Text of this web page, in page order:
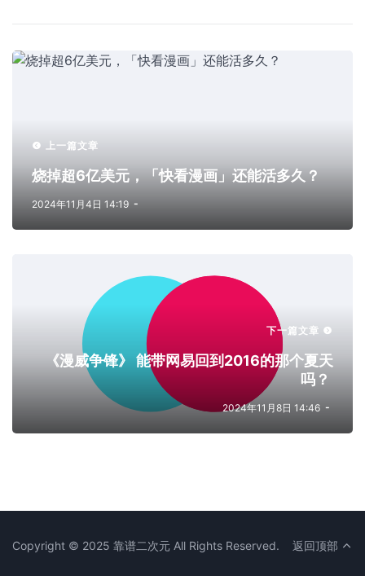
上一篇文章
烧掉超6亿美元，「快看漫画」还能活多久？
2024年11月4日 14:19
下一篇文章
《漫威争锋》 能带网易回到2016的那个夏天
吗？
2024年11月8日 14:46
Copyright © 2025 靠谱二次元 All Rights Reserved. 返回顶部